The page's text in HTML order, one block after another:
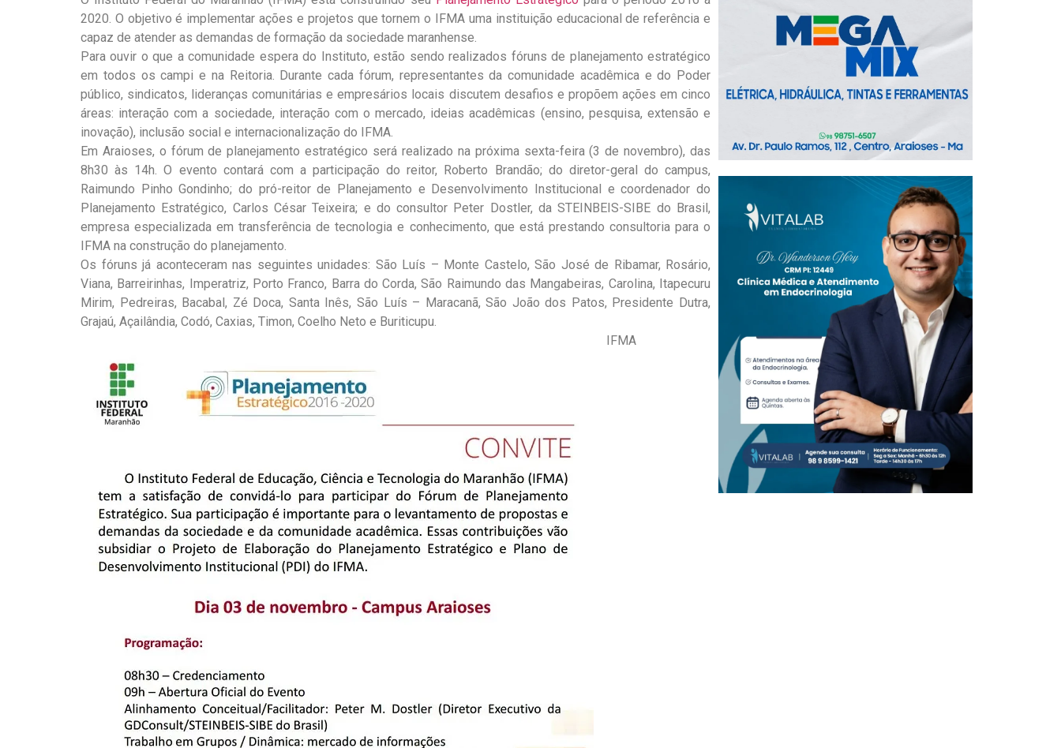
2020. O objetivo é implementar ações e projetos que tornem o IFMA uma instituição educacional de referência e
capaz de atender as demandas de formação da sociedade maranhense.
Para ouvir o que a comunidade espera do Instituto, estão sendo realizados fóruns de planejamento estratégico
em todos os campi e na Reitoria. Durante cada fórum, representantes da comunidade acadêmica e do Poder
público, sindicatos, lideranças comunitárias e empresários locais discutem desafios e propõem ações em cinco
áreas: interação com a sociedade, interação com o mercado, ideias acadêmicas (ensino, pesquisa, extensão e
inovação), inclusão social e internacionalização do IFMA.
Em Araioses, o fórum de planejamento estratégico será realizado na próxima sexta-feira (3 de novembro), das
8h30 às 14h. O evento contará com a participação do reitor, Roberto Brandão; do diretor-geral do campus,
Raimundo Pinho Gondinho; do pró-reitor de Planejamento e Desenvolvimento Institucional e coordenador do
Planejamento Estratégico, Carlos César Teixeira; e do consultor Peter Dostler, da STEINBEIS-SIBE do Brasil,
empresa especializada em transferência de tecnologia e conhecimento, que está prestando consultoria para o
IFMA na construção do planejamento.
Os fóruns já aconteceram nas seguintes unidades: São Luís – Monte Castelo, São José de Ribamar, Rosário,
Viana, Barreirinhas, Imperatriz, Porto Franco, Barra do Corda, São Raimundo das Mangabeiras, Carolina, Itapecuru
Mirim, Pedreiras, Bacabal, Zé Doca, Santa Inês, São Luís – Maracanã, São João dos Patos, Presidente Dutra,
Grajaú, Açailândia, Codó, Caxias, Timon, Coelho Neto e Buriticupu.
IFMA